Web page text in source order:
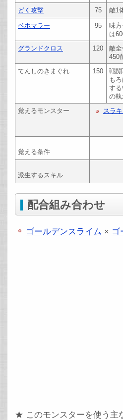
どく攻撃 75 敵1
ベホマラー 95
味
は
グランドクロス
120
敵
450
てんしのきまぐれ
150
戦
も
す
の
覚えるモンスター
スラ
覚える条件
派生するスキル
配合組み合わせ
ゴールデンスライム × ゴ
★ このモンスターを使う主